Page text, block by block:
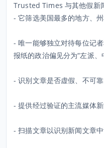
Trusted Times 与其他假新
- 它筛选美国最多的地方、
- 唯一能够独立对待每位记
报纸的政治偏见分为“左派、
- 识别文章是否虚假、不可
- 提供经过验证的主流媒体
- 扫描文章以识别新闻文章